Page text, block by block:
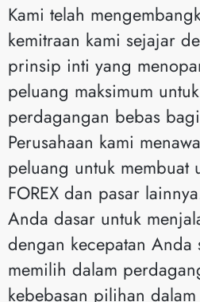
Kami telah
kemitraan kami sejajar
prinsip inti yang
peluang maksimum
perdagangan bebas
Perusahaan kami
peluang untuk membuat
FOREX dan pasar
Anda dasar untuk
dengan kecepatan Anda
memilih dalam
kebebasan pilihan